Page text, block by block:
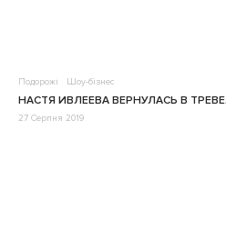
Подорожі Шоу-бізнес
НАСТЯ ИВЛЕЕВА ВЕРНУЛАСЬ В
27 Серпня 2019